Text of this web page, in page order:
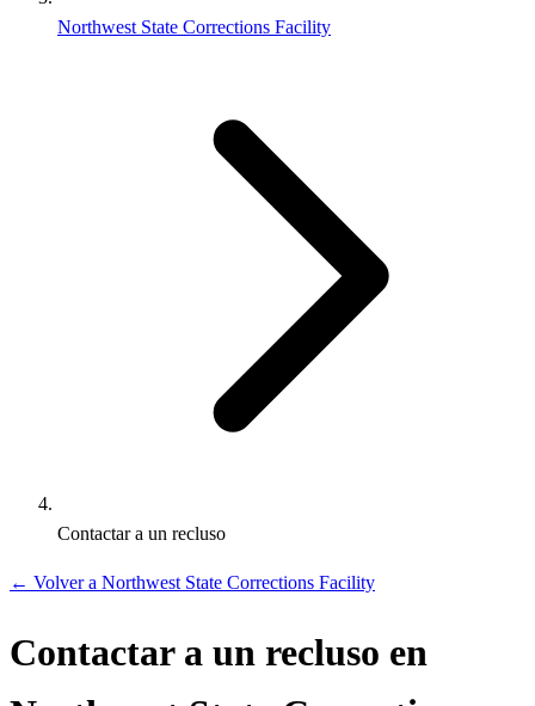
Northwest State Corrections Facility
Contactar a un recluso
← Volver a Northwest State Corrections Facility
Contactar a un recluso en